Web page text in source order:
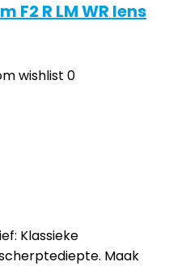
F2 R LM WR lens
wishlist 0
Klassieke
Maak